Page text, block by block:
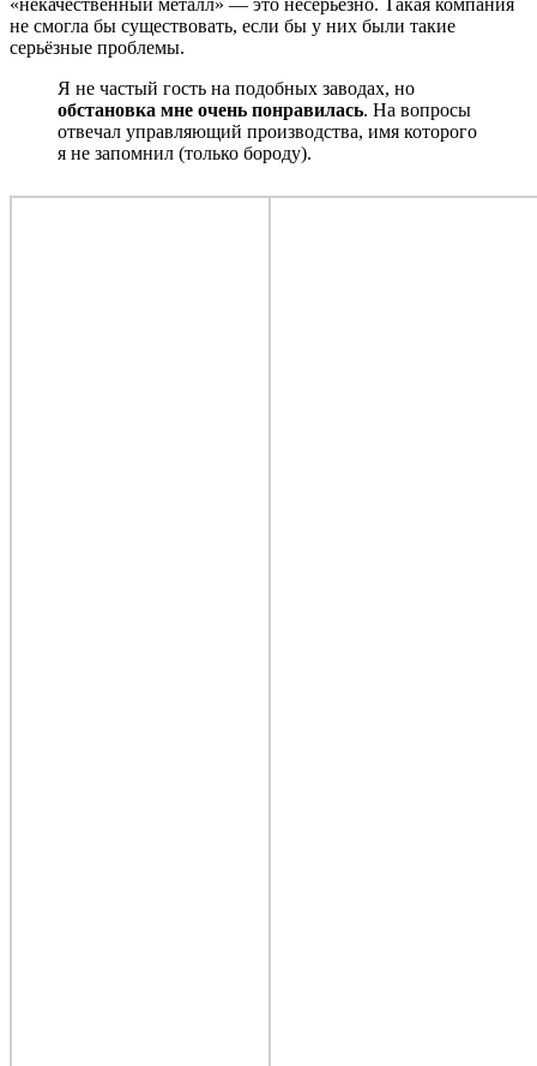
«некачественный металл» — это несерьёзно. Такая компания
не смогла бы существовать, если бы у них были такие
серьёзные проблемы.
Я не частый гость на подобных заводах, но
обстановка мне очень понравилась. На вопросы
отвечал управляющий производства, имя которого
я не запомнил (только бороду).